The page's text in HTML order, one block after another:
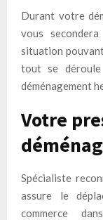
Durant votre
vous
situation
tout se
déménagement
Votre
Spécialiste
assure le
commerce